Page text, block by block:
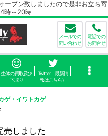
致しましたので是非お立ち寄
～20時
メールでの
問い合わせ
電話での
お問合せ
生体の買取及び
下取り
Twitter（最新情
報はこちら）
ゲ・イワトカゲ
しました